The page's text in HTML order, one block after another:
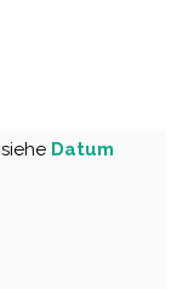
siehe Datum